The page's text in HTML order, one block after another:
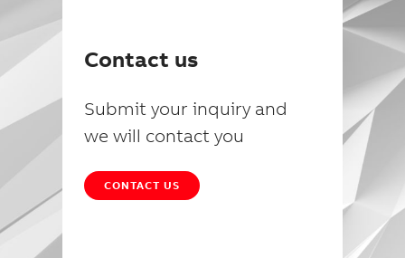
Contact us
Submit your inquiry and
we will contact you
CONTACT US